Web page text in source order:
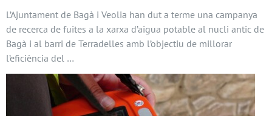
L’Ajuntament de Bagà i Veolia han dut a terme una campanya
de recerca de fuites a la xarxa d’aigua potable al nucli antic de
Bagà i al barri de Terradelles amb l’objectiu de millorar
l’eficiència del …